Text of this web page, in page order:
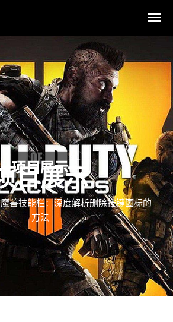
目展示
魔兽技能栏：深度解析删除按键图标的
方法